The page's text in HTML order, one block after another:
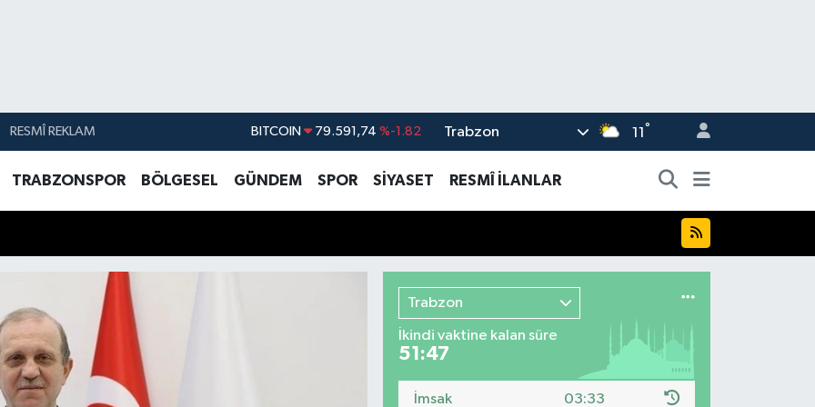
RESMÎ REKLAM DOLAR 45,43620 %0.02
%-1.82
Trabzon 11 °
TRABZONSPOR BÖLGESEL GÜNDEM SPOR SİYASET RESMÎ İLANLAR
Trabzon
İkindi vaktine kalan süre
51:45
İmsak 03:33